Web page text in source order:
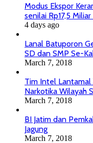
Modus Ekspor
senilai Rp17,5
4 days ago
Lanal Batuporon
SD dan SMP Se-
March 7, 2018
Tim Intel Lantamal
Narkotika Wilayah
March 7, 2018
BI Jatim dan
Jagung
March 7, 2018